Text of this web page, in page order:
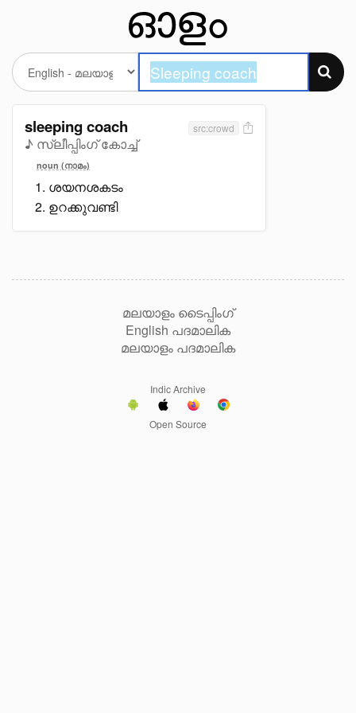
sleeping coach
♪ സ്ലീപ്പിംഗ് കോച്ച്
src:crowd
noun (നാമം)
ശയനശകടം
ഉറക്കുവണ്ടി
മലയാളം ടൈപ്പിംഗ്
English പദമാലിക
മലയാളം പദമാലിക
Indic Archive
Open Source